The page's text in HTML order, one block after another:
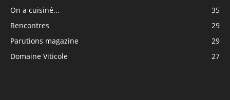
On a cuisiné...
35
Rencontres
29
Parutions magazine
29
Domaine Viticole
27